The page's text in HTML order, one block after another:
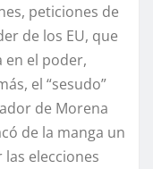
peticiones de
de los EU, que
en el poder,
el “sesudo”
de Morena
de la manga un
elecciones